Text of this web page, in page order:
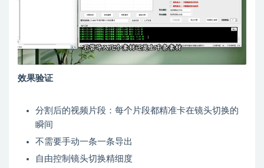
效果验证
分割后的视频片段：每个片段都精准卡在镜头切换的
瞬间
不需要手动一条一条导出
自由控制镜头切换精细度